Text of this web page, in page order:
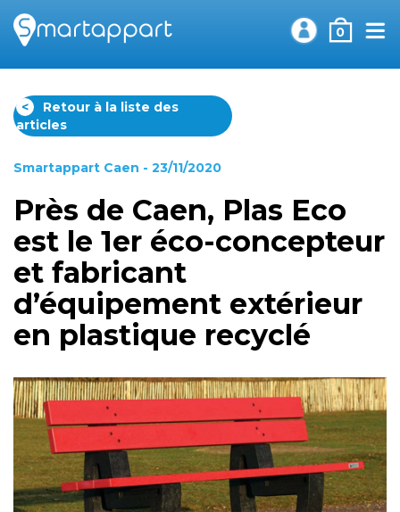
0
<
Retour à la liste des
articles
Smartappart Caen - 23/11/2020
Près de Caen, Plas Eco
est le 1er éco-concepteur
et fabricant
d’équipement extérieur
en plastique recyclé